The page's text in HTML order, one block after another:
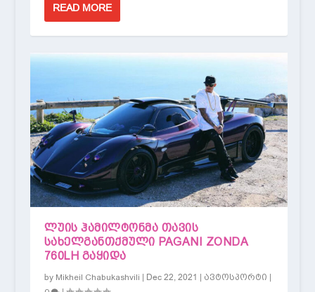
READ MORE
ᲚᲣᲘᲡ ᲰᲐᲛᲘᲚᲢᲝᲜᲛᲐ ᲗᲐᲕᲘᲡ
ᲡᲐᲮᲔᲚᲒᲐᲜᲗᲥᲛᲣᲚᲘ PAGANI ZONDA
760LH ᲒᲐᲧᲘᲓᲐ
by Mikheil Chabukashvili | Dec 22, 2021 | ავტოსპორტი |